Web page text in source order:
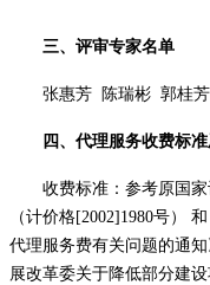
三、评审专家名单
张惠芳 陈瑞彬 郭桂芳
四、代理服务收费标
收费标准：参考原国
（计价格[2002]1980号）
代理服务费有关问题的通
展改革委关于降低部分建